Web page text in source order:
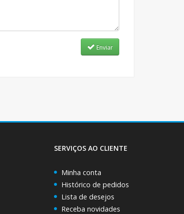
Enviar
SERVIÇOS AO CLIENTE
Minha conta
Histórico de pedidos
Lista de desejos
Receba novidades